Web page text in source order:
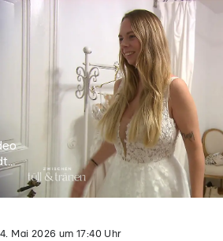
4. Mai 2026 um 17:40 Uhr